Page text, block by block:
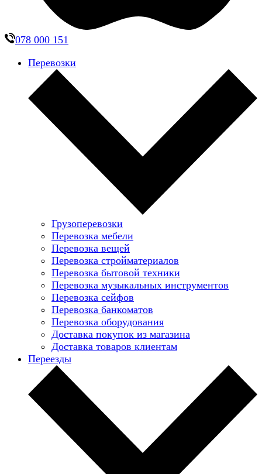
078 000 151
Перевозки
Грузоперевозки
Перевозка мебели
Перевозка вещей
Перевозка стройматериалов
Перевозка бытовой техники
Перевозка музыкальных инструментов
Перевозка сейфов
Перевозка банкоматов
Перевозка оборудования
Доставка покупок из магазина
Доставка товаров клиентам
Переезды